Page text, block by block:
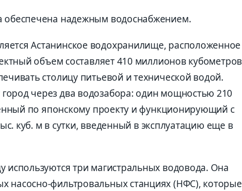
обеспечена надежным водоснабжением.
Астанинское водохранилище, расположенное
объем составляет 410 миллионов кубометров
столицу питьевой и технической водой.
через два водозабора: один мощностью 210
по японскому проекту и функционирующий с
куб. м в сутки, введенный в эксплуатацию еще в
используются три магистральных водовода. Она
насосно-фильтровальных станциях (НФС), которые